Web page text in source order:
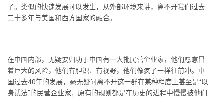
了。类似的快速发展可以发生，从外部环境来讲，离不开我们过去
二十多年与美国和西方国家的融合。
在中国内部，无疑要归功于中国有一大批民营企业家，他们愿意冒
着巨大的风险，他们有胆识、有视野，他们像疯子一样往前冲。中
国过去40年的发展，毫无疑问离不开这一群在某种程度上甚至是“以
身试法”的民营企业家，原有的规则都是在历史的进程中慢慢被他们